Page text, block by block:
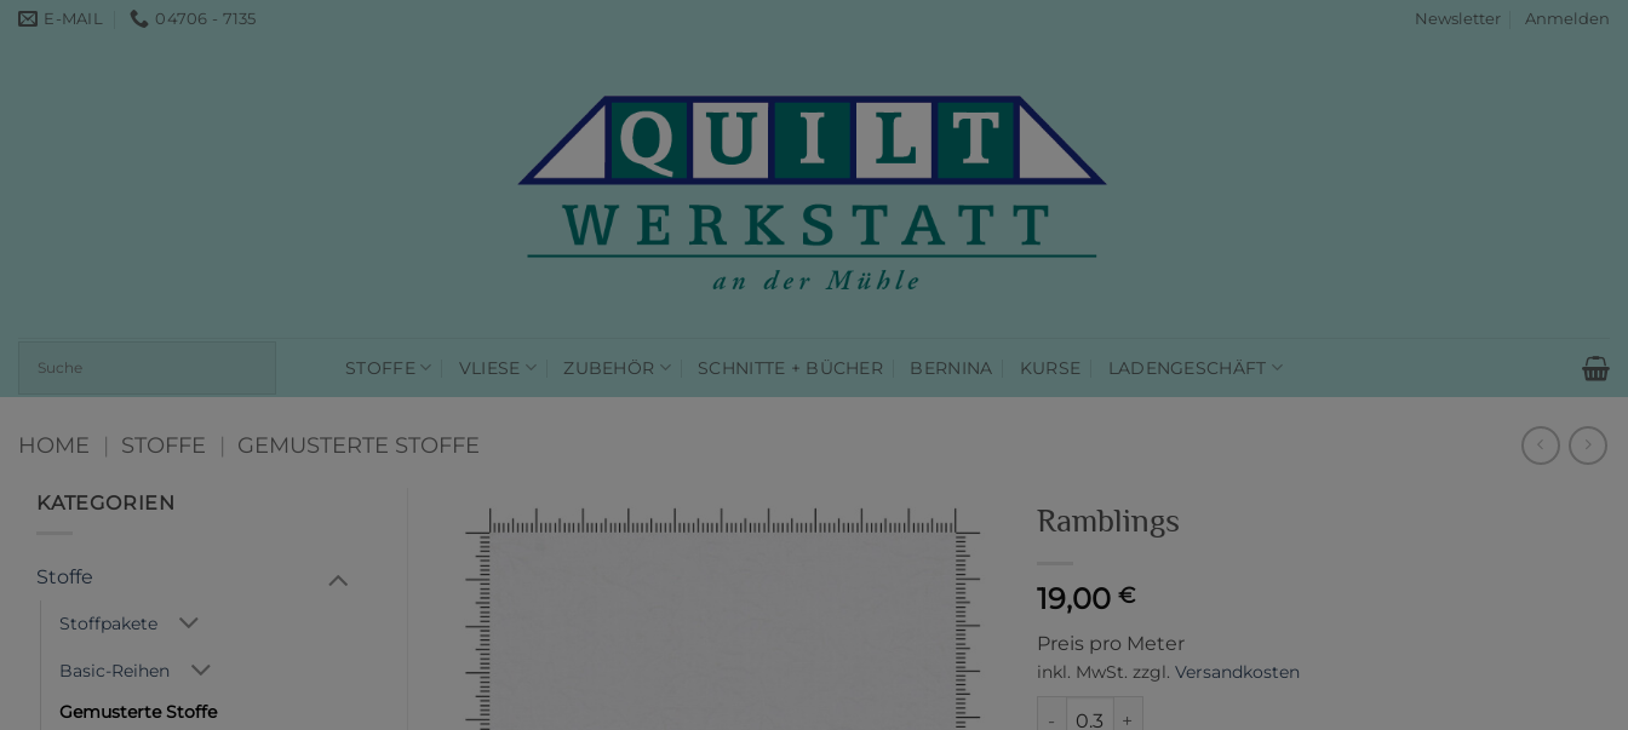
Zum E-MAIL 04706 - 7135 Newsletter Anmelden
STOFFE VLIESE ZUBEHÖR SCHNITTE + BÜCHER BERNINA KURSE LADENGESCHÄFT
HOME | STOFFE | GEMUSTERTE STOFFE
KATEGORIEN
Stoffe
Stoffpakete
Basic-Reihen
Gemusterte Stoffe
Ramblings
19,00 €
Preis pro Meter
inkl. MwSt. zzgl. Versandkosten
Ramblings Menge